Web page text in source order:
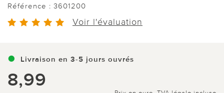
Référence : 3601200
Voir l'évaluation
Livraison en 3-5 jours ouvrés
8,99